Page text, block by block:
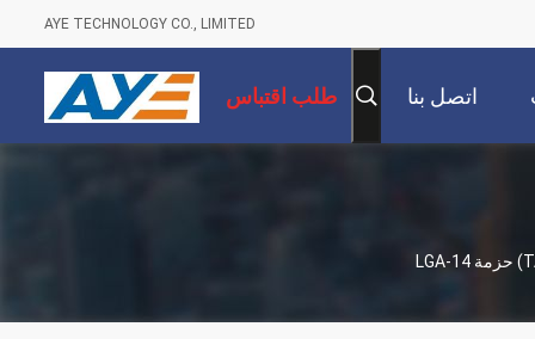
AYE TECHNOLOGY CO., LIMITED
اتصل بنا طلب اقتباس